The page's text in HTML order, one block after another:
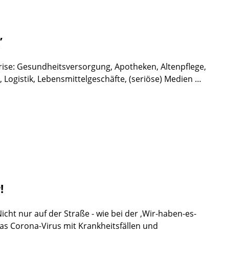
Gesundheitsversorgung, Apotheken, Altenpflege,
Lebensmittelgeschäfte, (seriöse) Medien …
nur auf der Straße - wie bei der ‚Wir-haben-es-
Corona-Virus mit Krankheitsfällen und